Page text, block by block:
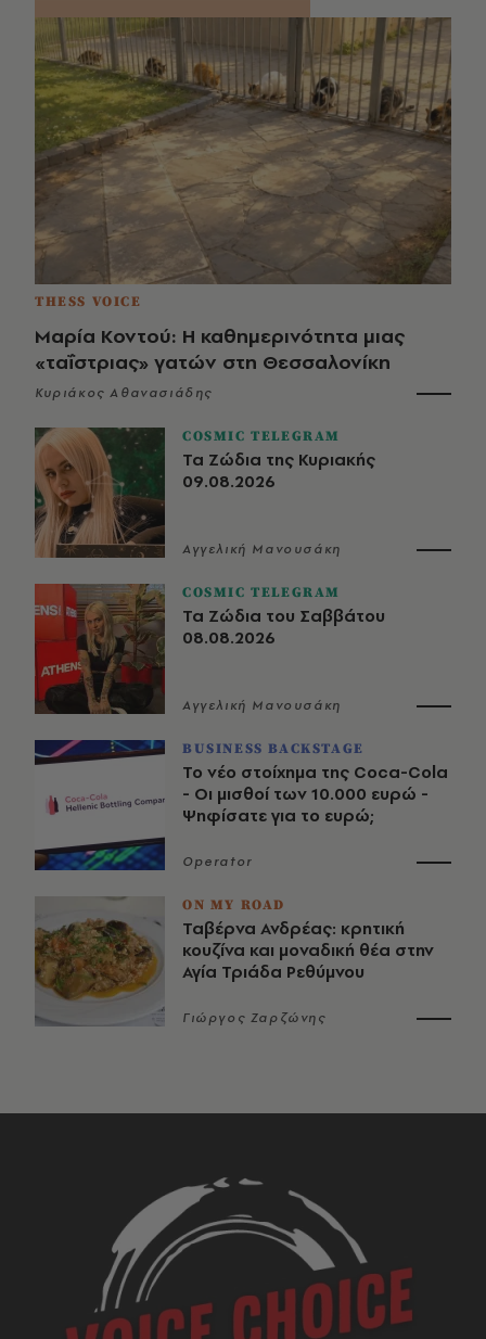
THESS VOICE
Μαρία Κοντού: Η καθημερινότητα μιας
«ταΐστριας» γατών στη Θεσσαλονίκη
Κυριάκος Αθανασιάδης
COSMIC TELEGRAM
Τα Ζώδια της Κυριακής
09.08.2026
Αγγελική Μανουσάκη
COSMIC TELEGRAM
Τα Ζώδια του Σαββάτου
08.08.2026
Αγγελική Μανουσάκη
BUSINESS BACKSTAGE
Το νέο στοίχημα της Coca-Cola
- Οι μισθοί των 10.000 ευρώ -
Ψηφίσατε για το ευρώ;
Operator
ON MY ROAD
Ταβέρνα Ανδρέας: κρητική
κουζίνα και μοναδική θέα στην
Αγία Τριάδα Ρεθύμνου
Γιώργος Ζαρζώνης